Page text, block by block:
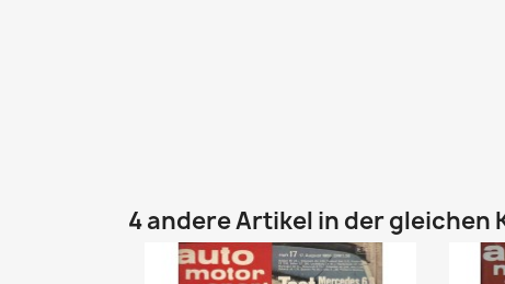
4 andere Artikel in der gleichen